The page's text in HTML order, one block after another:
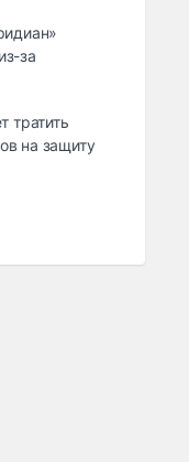
за
тратить
на защиту